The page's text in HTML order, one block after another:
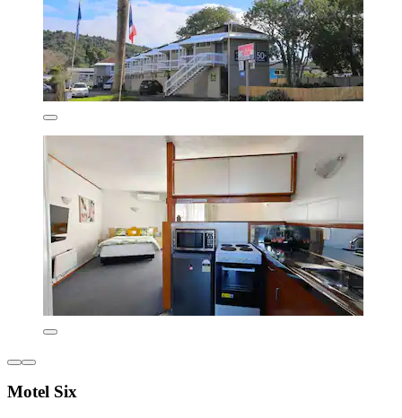
Motel Six